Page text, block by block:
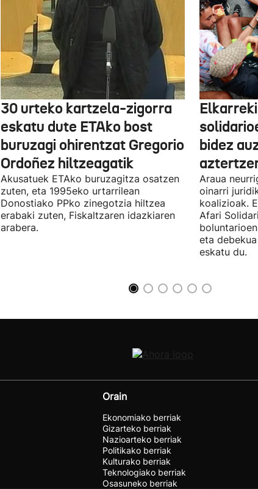
30 urteko kartzela-zigorra
eskatu dute ETAko bost
buruzagi ohirentzat Gregorio
Ordoñez hiltzeagatik
Akusatuek ETAko buruzagitza osatzen
zuten, eta 1995eko urtarrilean
Donostiako PPko zinegotzia hiltzea
erabaki zuten, Fiskaltzaren idazkiaren
arabera.
bidez
Araua
oinarri
koalizioak.
Afari
eta
eskatu du.
Orain
Ekonomiako berriak
Gizarteko berriak
Nazioarteko berriak
Politikako berriak
Kulturako berriak
Teknologiako berriak
Osasuneko berriak